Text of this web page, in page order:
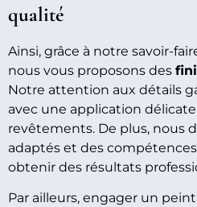
qualité
Ainsi, grâce à notre savoir-
nous vous proposons des
Notre attention aux détails
avec une application
revêtements. De plus, nous
adaptés et des
obtenir des résultats
Par ailleurs, engager un